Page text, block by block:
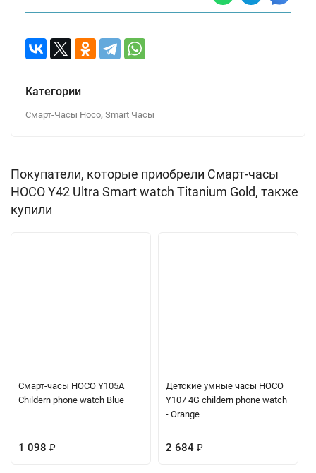
Категории
Смарт-Часы Hoco, Smart Часы
Покупатели, которые приобрели Смарт-часы
HOCO Y42 Ultra Smart watch Titanium Gold, также
купили
Смарт-часы HOCO Y105A
Childern phone watch Blue
1 098 ₽
Детские умные часы HOCO
Y107 4G childern phone watch
- Orange
2 684 ₽